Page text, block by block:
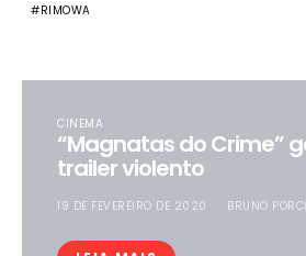
RIMOWA
CINEMA
“Magnatas do Crime”
trailer violento
19 DE FEVEREIRO DE 2020 BRUNO